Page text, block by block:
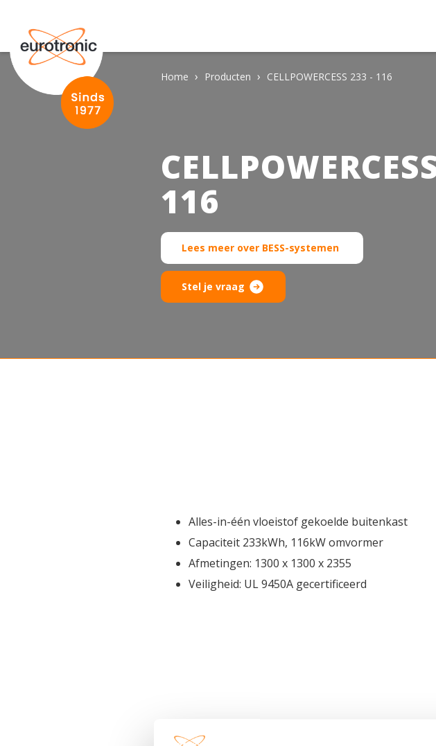
Home › Producten › CELLPOWERCESS 233 - 116
116
Lees meer over BESS-systemen
Stel je vraag
Alles-in-één vloeistof gekoelde buitenkast
Capaciteit 233kWh, 116kW omvormer
Afmetingen: 1300 x 1300 x 2355
Veiligheid: UL 9450A gecertificeerd